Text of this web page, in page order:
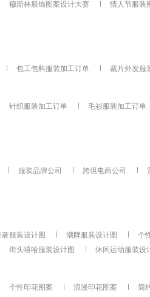
穆斯林服饰图案设计大赛 情人节服装
包工包料服装加工订单 裁片外发服
针织服装加工订单 毛衫服装加工订单
服装品牌公司 跨境电商公司
奢服装设计图 潮牌服装设计图
个
街头嘻哈服装设计图 休闲运动服装设
个性印花图案 浪漫印花图案
简